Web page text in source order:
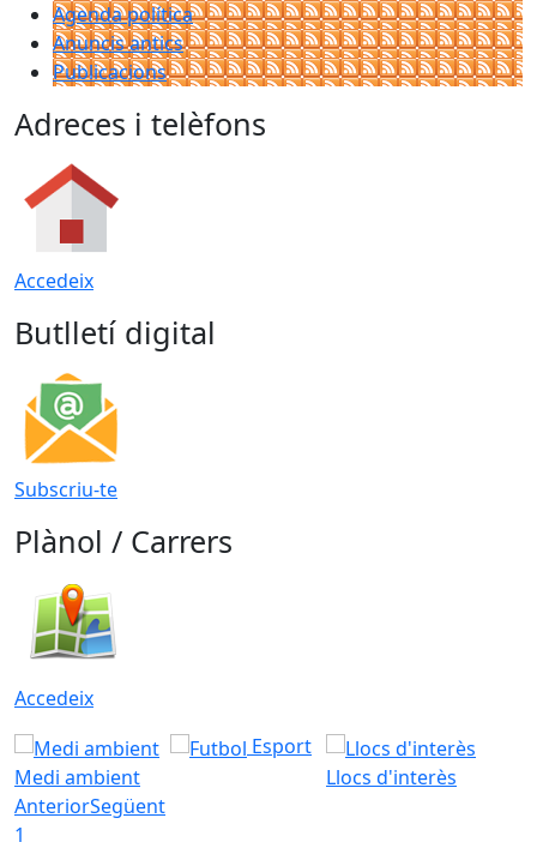
Agenda política
Anuncis antics
Publicacions
Adreces i telèfons
Accedeix
Butlletí digital
Subscriu-te
Plànol / Carrers
Accedeix
Medi ambient
Esport
Llocs d'interès
AnteriorSegüent
1